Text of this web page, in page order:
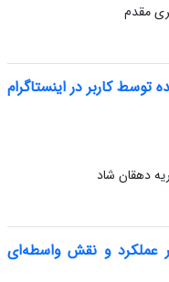
مقدم
کاربر در اینستاگرام
دهقان شاد
عملکرد و نقش واسطه‌ای